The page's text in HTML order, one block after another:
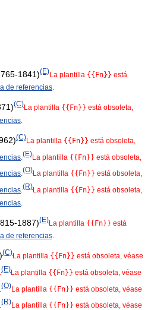
1841)(E)La plantilla {{Fn}} está
de referencias.
(C)La plantilla {{Fn}} está obsoleta,
.
(C)La plantilla {{Fn}} está obsoleta,
(E)La plantilla {{Fn}} está obsoleta,
.(O)La plantilla {{Fn}} está obsoleta,
(R)La plantilla {{Fn}} está obsoleta,
1887)(E)La plantilla {{Fn}} está
de referencias.
(C)La plantilla {{Fn}} está obsoleta, véase
(E)La plantilla {{Fn}} está obsoleta, véase
(O)La plantilla {{Fn}} está obsoleta, véase
.(R)La plantilla {{Fn}} está obsoleta, véase